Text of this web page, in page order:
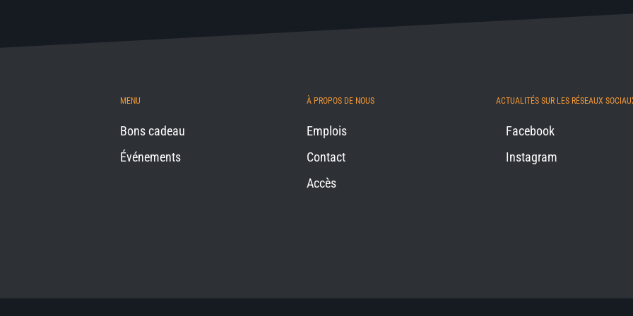
MENU
Bons cadeau
Événements
À PROPOS DE NOUS
Emplois
Contact
Accès
ACTUALITÉS SUR LES RÉSEAUX
Facebook
Instagram